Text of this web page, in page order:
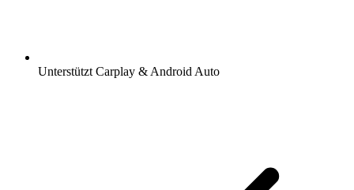
Unterstützt Carplay & Android Auto